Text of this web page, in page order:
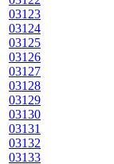
03123
03124
03125
03126
03127
03128
03129
03130
03131
03132
03133